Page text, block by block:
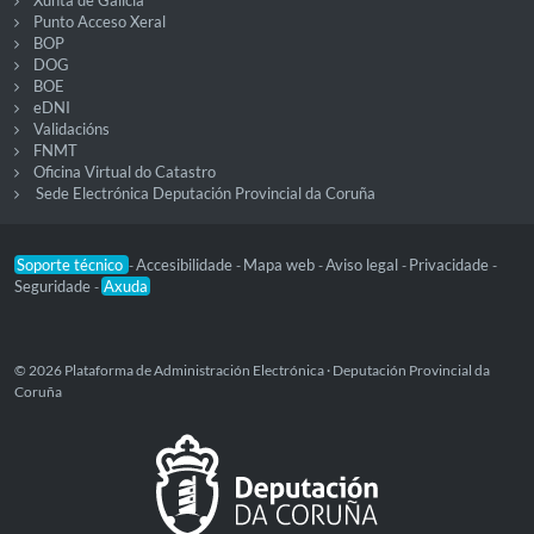
Punto Acceso Xeral
BOP
DOG
BOE
eDNI
Validacións
FNMT
Oficina Virtual do Catastro
Sede Electrónica Deputación Provincial da Coruña
Soporte técnico -Accesibilidade - Mapa web -Aviso legal - Privacidade -
Seguridade - Axuda
© 2026 Plataforma de Administración Electrónica · Deputación Provincial da
Coruña